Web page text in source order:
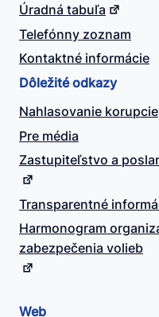
Úradná tabuľa
Telefónny zoznam
Kontaktné informácie
Dôležité odkazy
Nahlasovanie korupcie
Pre média
Zastupiteľstvo a
Transparentné
Harmonogram
zabezpečenia volieb
Web